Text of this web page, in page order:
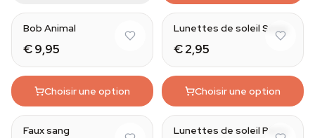
Bob Animal
€ 9,95
Choisir une option
Lunettes de soleil Swag
€ 2,95
Choisir une option
Faux sang
Silly Straw
Lunettes de soleil Party